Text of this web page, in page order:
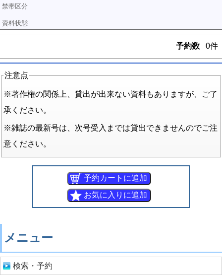
予約数 0件
注意点
※著作権の関係上、貸出が出来ない資料もありますが、ご了
承ください。
※雑誌の最新号は、次号受入までは貸出できませんのでご注
意ください。
メニュー
検索・予約